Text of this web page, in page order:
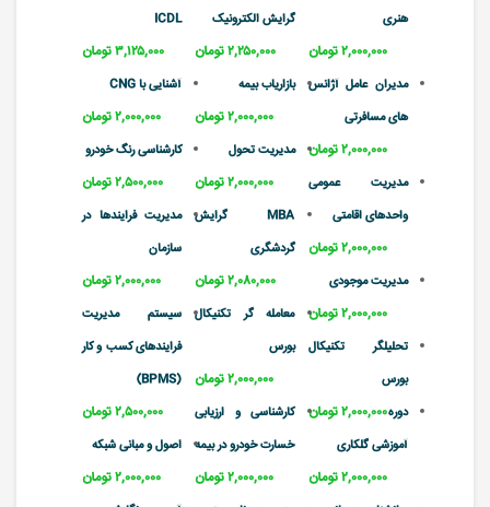
هنری
۲,۰۰۰,۰۰۰ تومان
مدیران عامل آژانس
های مسافرتی
۲,۰۰۰,۰۰۰ تومان
مدیریت عمومی
واحدهای اقامتی
۲,۰۰۰,۰۰۰ تومان
مدیریت موجودی
۲,۰۰۰,۰۰۰ تومان
تحلیلگر تکنیکال
بورس
۲,۰۰۰,۰۰۰ توماندوره
آموزشی گلکاری
۲,۰۰۰,۰۰۰ تومان
گرایش الکترونیک
۲,۲۵۰,۰۰۰ تومان
بازاریاب بیمه
۲,۰۰۰,۰۰۰ تومان
مدیریت تحول
۲,۰۰۰,۰۰۰ تومان
MBA گرایش
گردشگری
۲,۰۸۰,۰۰۰ تومان
معامله گر تکنیکال
بورس
۲,۰۰۰,۰۰۰ تومان
کارشناسی و ارزیابی
خسارت خودرو در بیمه
۲,۰۰۰,۰۰۰ تومان
ICDL
۳,۱۲۵,۰۰۰ تومان
آشنایی با CNG
۲,۰۰۰,۰۰۰ تومان
کارشناسی رنگ خودرو
۲,۵۰۰,۰۰۰ تومان
مدیریت فرایندها در
سازمان
۲,۰۰۰,۰۰۰ تومان
سیستم مدیریت
فرایندهای کسب و کار
(BPMS)
۲,۵۰۰,۰۰۰ تومان
اصول و مبانی شبکه
۲,۰۰۰,۰۰۰ تومان